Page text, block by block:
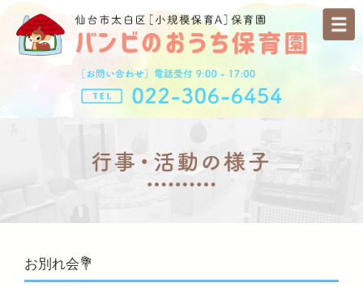
お別れ会💐